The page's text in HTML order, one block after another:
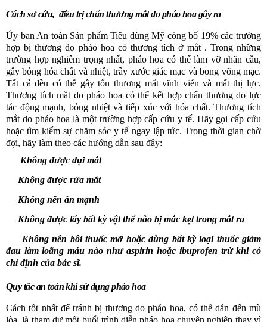
Cách sơ cứu, điều trị chấn thương mắt do pháo hoa gây ra
Ủy ban An toàn Sản phẩm Tiêu dùng Mỹ công bố 19% các trường
hợp bị thương do pháo hoa cóthương tích ở mắt . Trong những
trường hợp nghiêm trọng nhất, pháo hoa có thể làm vỡ nhãn cầu,
gây bỏng hóa chất và nhiệt, trầy xước giác mạc và bong võng mạc.
Tất cả đều có thể gây tổn thương mắt vĩnh viễn và mất thị lực.
Thương tích mắt do pháo hoa có thể kết hợp chấn thương do lực
tác động mạnh, bỏng nhiệt và tiếp xúc với hóa chất. Thương tích
mắt do pháo hoa là một trường hợp cấp cứu y tế. Hãy gọicấp cứu
hoặc tìm kiếm sự chăm sóc y tế ngay lập tức. Trong thời gian chờ
đợi, hãy làm theo các hướng dẫn sau đây:
Không được dụi mắt
Không được rửa mắt
Không nên ấn mạnh
Không được lấy bất kỳ vật thể nào bị mắc kẹt trong mắt ra
Không nên bôi thuốc mỡ hoặc dùng bất kỳ loại thuốc giảm
đau làm loãng máu nào như aspirin hoặc ibuprofen trừ khi có
chỉ định của bác sĩ.
Quy tắc an toàn khi sử dụng pháo hoa
Cách tốt nhất để tránh bị thương do pháo hoa, có thể dẫn đến mù
lòa, là tham dự một buổi trình diễn pháo hoa chuyên nghiệp thay vì